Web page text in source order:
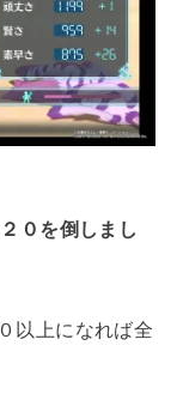
０を倒しまし
以上になれば全